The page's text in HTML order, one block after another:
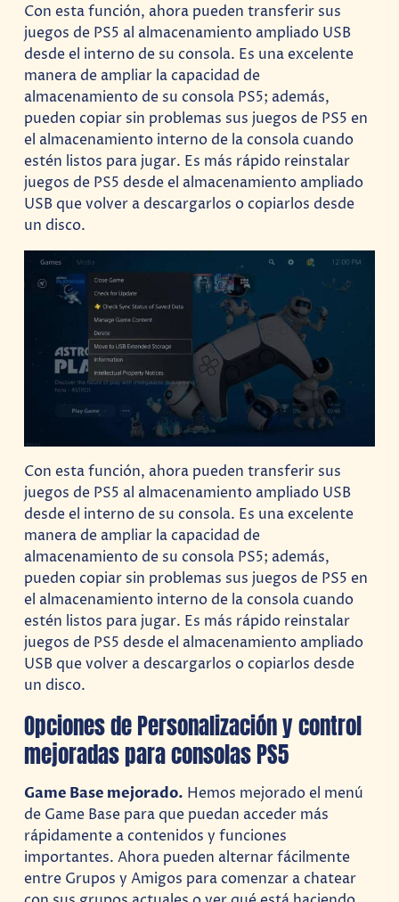
Con esta función, ahora pueden transferir sus
juegos de PS5 al almacenamiento ampliado USB
desde el interno de su consola. Es una excelente
manera de ampliar la capacidad de
almacenamiento de su consola PS5; además,
pueden copiar sin problemas sus juegos de PS5 en
el almacenamiento interno de la consola cuando
estén listos para jugar. Es más rápido reinstalar
juegos de PS5 desde el almacenamiento ampliado
USB que volver a descargarlos o copiarlos desde
un disco.
Con esta función, ahora pueden transferir sus
juegos de PS5 al almacenamiento ampliado USB
desde el interno de su consola. Es una excelente
manera de ampliar la capacidad de
almacenamiento de su consola PS5; además,
pueden copiar sin problemas sus juegos de PS5 en
el almacenamiento interno de la consola cuando
estén listos para jugar. Es más rápido reinstalar
juegos de PS5 desde el almacenamiento ampliado
USB que volver a descargarlos o copiarlos desde
un disco.
Opciones de Personalización y control
mejoradas para consolas PS5
Game Base mejorado. Hemos mejorado el menú
de Game Base para que puedan acceder más
rápidamente a contenidos y funciones
importantes. Ahora pueden alternar fácilmente
entre Grupos y Amigos para comenzar a chatear